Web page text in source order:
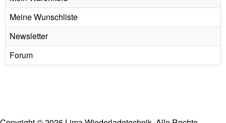
Meine Wunschliste
Newsletter
Forum